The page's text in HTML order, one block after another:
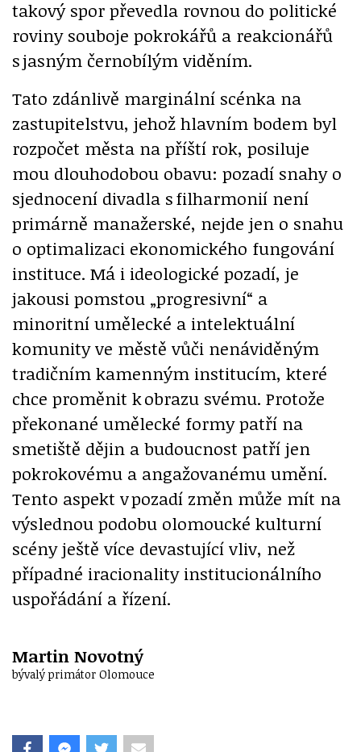
takový spor převedla rovnou do politické
roviny souboje pokrokářů a reakcionářů
s jasným černobílým viděním.
Tato zdánlivě marginální scénka na
zastupitelstvu, jehož hlavním bodem byl
rozpočet města na příští rok, posiluje
mou dlouhodobou obavu: pozadí snahy o
sjednocení divadla s filharmonií není
primárně manažerské, nejde jen o snahu
o optimalizaci ekonomického fungování
instituce. Má i ideologické pozadí, je
jakousi pomstou „progresivní“ a
minoritní umělecké a intelektuální
komunity ve městě vůči nenáviděným
tradičním kamenným institucím, které
chce proměnit k obrazu svému. Protože
překonané umělecké formy patří na
smetiště dějin a budoucnost patří jen
pokrokovému a angažovanému umění.
Tento aspekt v pozadí změn může mít na
výslednou podobu olomoucké kulturní
scény ještě více devastující vliv, než
případné iracionality institucionálního
uspořádání a řízení.
Martin Novotný
bývalý primátor Olomouce